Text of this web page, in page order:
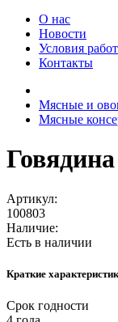
О нас
Новости
Условия
Контакты
Мясные и
Мясные
Артикул:
100803
Наличие:
Есть в наличии
Краткие
Срок годности